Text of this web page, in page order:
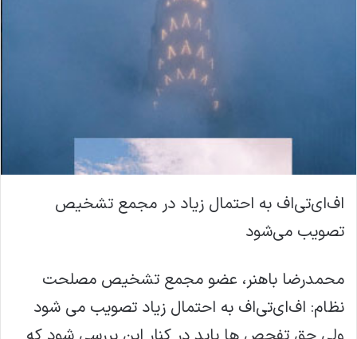
اف‌ای‌تی‌اف به احتمال زیاد در مجمع تشخیص
تصویب می‌شود
محمدرضا باهنر، عضو مجمع تشخیص مصلحت
نظام: اف‌ای‌تی‌اف به احتمال زیاد تصویب می شود